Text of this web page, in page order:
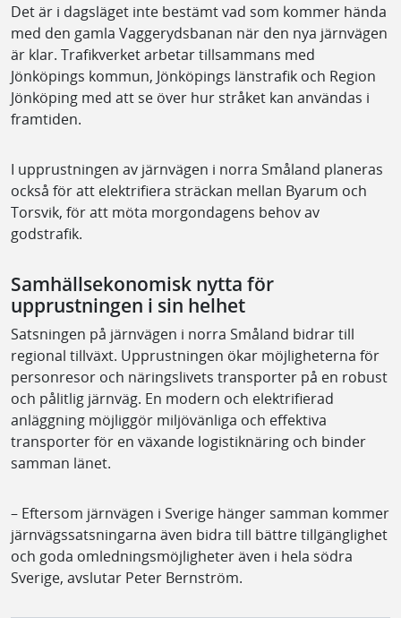
Det är i dagsläget inte bestämt vad som kommer hända
med den gamla Vaggerydsbanan när den nya järnvägen
är klar. Trafikverket arbetar tillsammans med
Jönköpings kommun, Jönköpings länstrafik och Region
Jönköping med att se över hur stråket kan användas i
framtiden.
I upprustningen av järnvägen i norra Småland planeras
också för att elektrifiera sträckan mellan Byarum och
Torsvik, för att möta morgondagens behov av
godstrafik.
Samhällsekonomisk nytta för
upprustningen i sin helhet
Satsningen på järnvägen i norra Småland bidrar till
regional tillväxt. Upprustningen ökar möjligheterna för
personresor och näringslivets transporter på en robust
och pålitlig järnväg. En modern och elektrifierad
anläggning möjliggör miljövänliga och effektiva
transporter för en växande logistiknäring och binder
samman länet.
– Eftersom järnvägen i Sverige hänger samman kommer
järnvägssatsningarna även bidra till bättre tillgänglighet
och goda omledningsmöjligheter även i hela södra
Sverige, avslutar Peter Bernström.